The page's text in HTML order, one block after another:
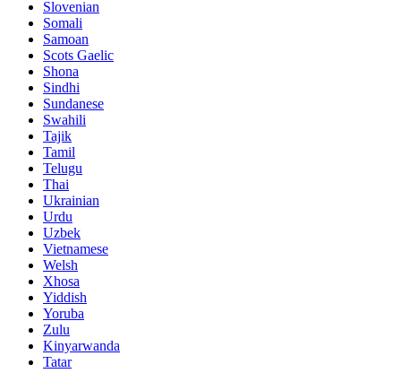
Slovenian
Somali
Samoan
Scots Gaelic
Shona
Sindhi
Sundanese
Swahili
Tajik
Tamil
Telugu
Thai
Ukrainian
Urdu
Uzbek
Vietnamese
Welsh
Xhosa
Yiddish
Yoruba
Zulu
Kinyarwanda
Tatar